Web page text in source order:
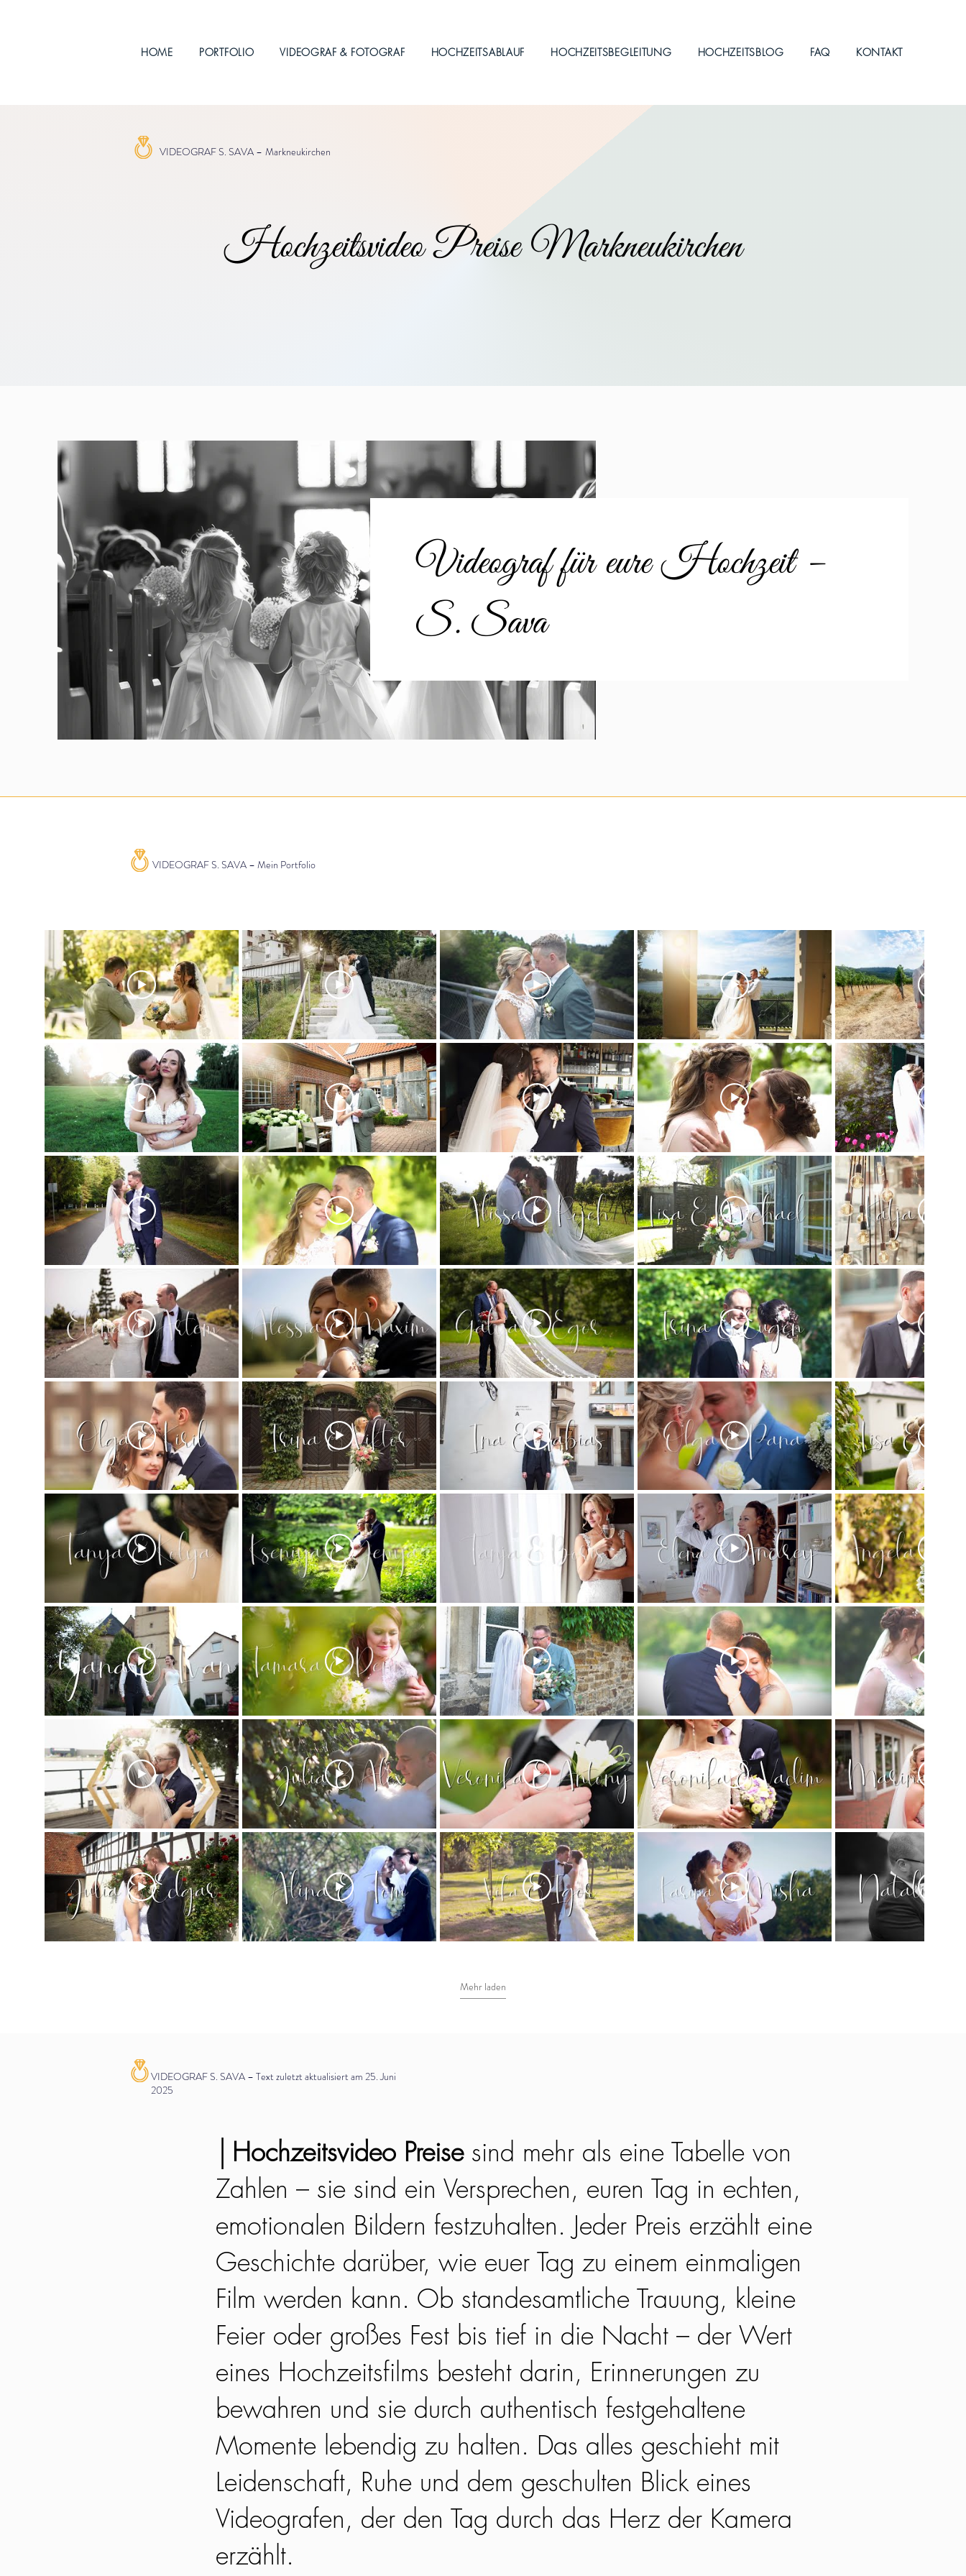
HOME PORTFOLIO VIDEOGRAF & FOTOGRAF HOCHZEITSABLAUF HOCHZEITSBEGLEITUNG HOCHZEITSBLOG FAQ KONTAKT
VIDEOGRAF S. SAVA – Markneukirchen
Hochzeitsvideo Preise Markneukirchen
Videograf für eure Hochzeit –
S. Sava
VIDEOGRAF S. SAVA – Mein Portfolio
Mehr laden
VIDEOGRAF S. SAVA – Text zuletzt aktualisiert am 25. Juni
2025
Hochzeitsvideo Preisesind mehr als eine Tabelle von
Zahlen – sie sind ein Versprechen, euren Tag in echten,
emotionalen Bildern festzuhalten. Jeder Preis erzählt eine
Geschichte darüber, wie euer Tag zu einem einmaligen
Film werden kann. Ob standesamtliche Trauung, kleine
Feier oder großes Fest bis tief in die Nacht – der Wert
eines Hochzeitsfilms besteht darin, Erinnerungen zu
bewahren und sie durch authentisch festgehaltene
Momente lebendig zu halten. Das alles geschieht mit
Leidenschaft, Ruhe und dem geschulten Blick eines
Videografen, der den Tag durch das Herz der Kamera
erzählt.